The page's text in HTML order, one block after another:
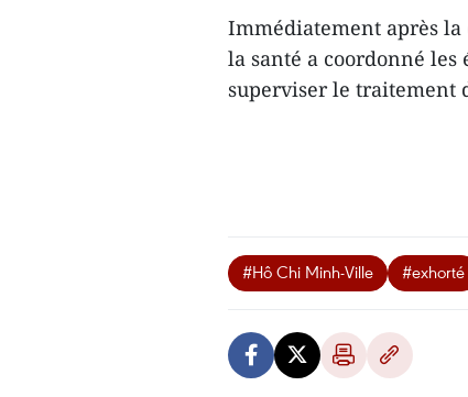
Immédiatement après
la santé a coordonné
superviser le traitement
#Hô Chi Minh-Ville #exhorté